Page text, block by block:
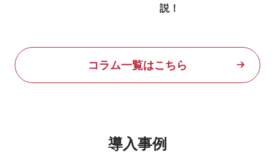
説！
コラム一覧はこちら
導入事例